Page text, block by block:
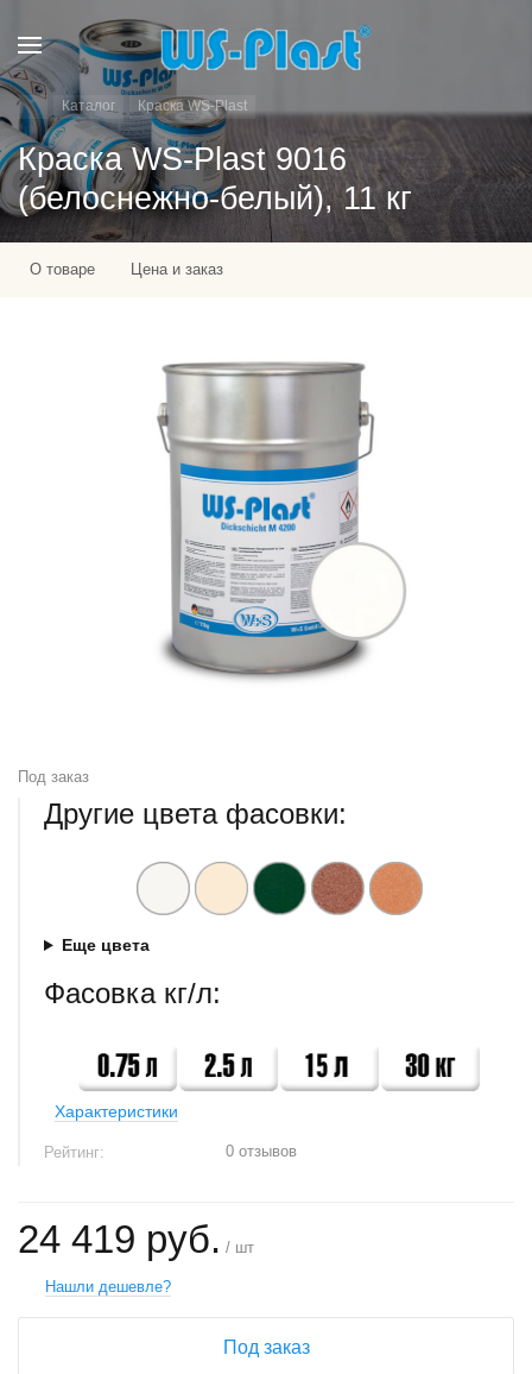
Каталог Краска WS-Plast
Краска WS-Plast 9016
(белоснежно-белый), 11 кг
О товаре Цена и заказ
Под заказ
Другие цвета фасовки:
Еще цвета
Фасовка кг/л:
Характеристики
Рейтинг: 0 отзывов
24 419 руб. / шт
Нашли дешевле?
Под заказ